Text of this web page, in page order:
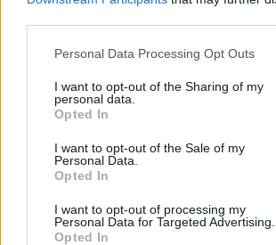
Personal Data Processing Opt Outs
I want to opt-out of the Sharing of my
personal data.
Opted In
I want to opt-out of the Sale of my
Personal Data.
Opted In
I want to opt-out of processing my
Personal Data for Targeted Advertising.
Opted In
A- A±